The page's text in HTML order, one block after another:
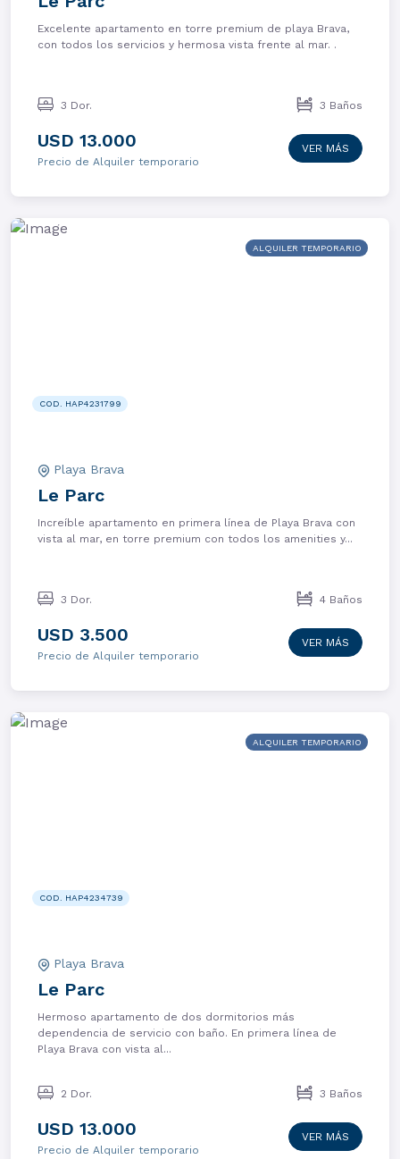
Excelente apartamento en torre premium de playa Brava,
con todos los servicios y hermosa vista frente al mar. .
3 Dor. 3 Baños
USD 13.000
Precio de Alquiler temporario
VER MÁS
ALQUILER TEMPORARIO
COD. HAP4231799
Playa Brava
Le Parc
Increíble apartamento en primera línea de Playa Brava con
vista al mar, en torre premium con todos los amenities y...
3 Dor. 4 Baños
USD 3.500
Precio de Alquiler temporario
VER MÁS
ALQUILER TEMPORARIO
COD. HAP4234739
Playa Brava
Le Parc
Hermoso apartamento de dos dormitorios más
dependencia de servicio con baño. En primera línea de
Playa Brava con vista al...
2 Dor. 3 Baños
USD 13.000
Precio de Alquiler temporario
VER MÁS